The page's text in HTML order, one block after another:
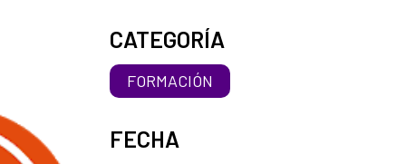
CATEGORÍA
FORMACIÓN
FECHA